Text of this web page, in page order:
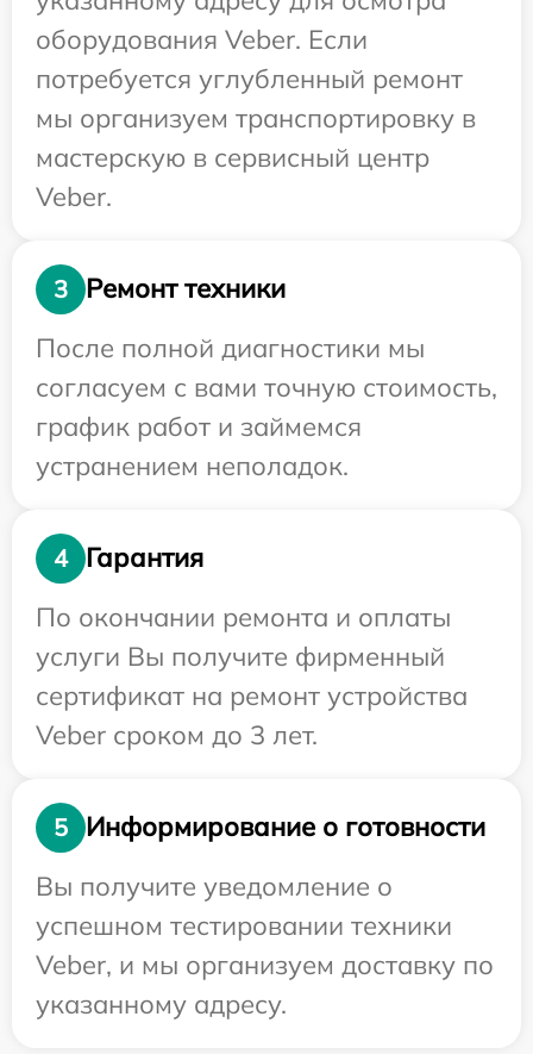
оборудования Veber. Если
потребуется углубленный ремонт
мы организуем транспортировку в
мастерскую в сервисный центр
Veber.
3
Ремонт техники
После полной диагностики мы
согласуем с вами точную стоимость,
график работ и займемся
устранением неполадок.
4
Гарантия
По окончании ремонта и оплаты
услуги Вы получите фирменный
сертификат на ремонт устройства
Veber сроком до 3 лет.
5
Информирование о готовности
Вы получите уведомление о
успешном тестировании техники
Veber, и мы организуем доставку по
указанному адресу.